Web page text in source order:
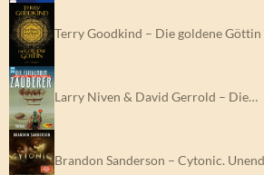
Terry Goodkind – Die goldene
Larry Niven & David Gerrold – Die…
Brandon Sanderson – Cytonic.